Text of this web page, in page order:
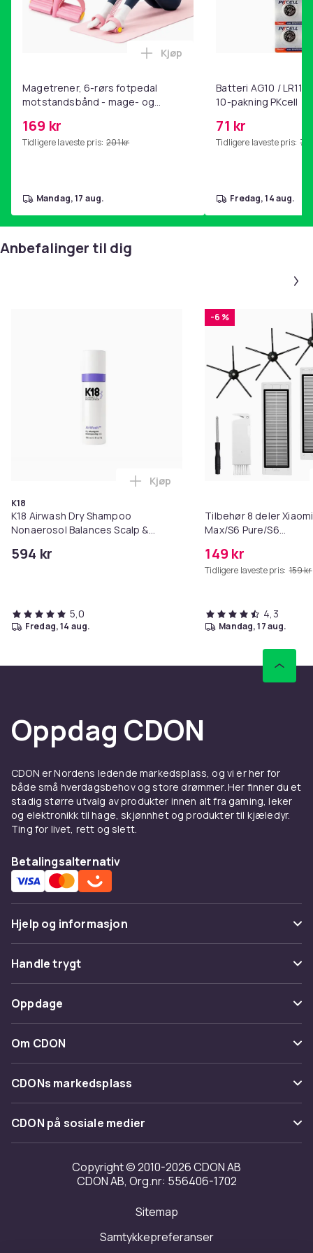
Magetrener, 6-rørs fotpedal
motstandsbånd - mage- og
hjemmegymnastikk Pink
169 kr
Tidligere laveste pris: 201 kr
Legg Magetrener, 6-rørs
Kjøp
mandag, 17 aug.
Batteri AG10 /
10-pakning PKcell
71 kr
Tidligere laveste pris: 76
fredag, 14 aug.
Anbefalinger til dig
K18
K18 Airwash Dry Shampoo
Nonaerosol Balances Scalp &
594 kr
Legg K18 Airwash Dry
Kjøp
5,0
fredag, 14 aug.
-6 %
Tilbehør 8 deler
Max/S6 Pure/S6
149 kr
Tidligere laveste pris: 159 kr
4,3
mandag, 17 aug.
Oppdag CDON
CDON er Nordens ledende markedsplass, og vi er her for
både små hverdagsbehov og store drømmer. Her finner du et
stadig større utvalg av produkter innen alt fra gaming, leker
og elektronikk til hage, skjønnhet og produkter til kjæledyr.
Ting for livet, rett og slett.
Betalingsalternativ
Hjelp og informasjon
Vanlige spørsmål
Spor pakke
Angre & returner her
Kontakt oss
Handle trygt
Betaling
Levering
Tilbakekallinger
Oppdage
Kategorier
Varemerker
Om CDON
Om oss
Kundeanmeldelser
Jobbe på CDON
Investor relations
Tilgjengelighet
CDONs markedsplass
Merchant Help Center
CDON på sosiale medier
Copyright © 2010-2026 CDON AB
CDON AB, Org.nr: 556406-1702
Sitemap
Samtykkepreferanser